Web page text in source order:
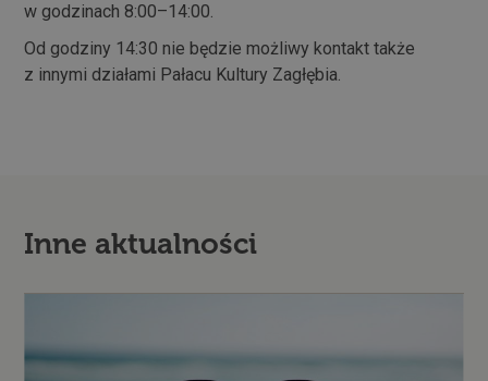
w godzinach 8:00–14:00.
Od godziny 14:30 nie będzie możliwy kontakt także
z innymi działami Pałacu Kultury Zagłębia.
Inne aktualności